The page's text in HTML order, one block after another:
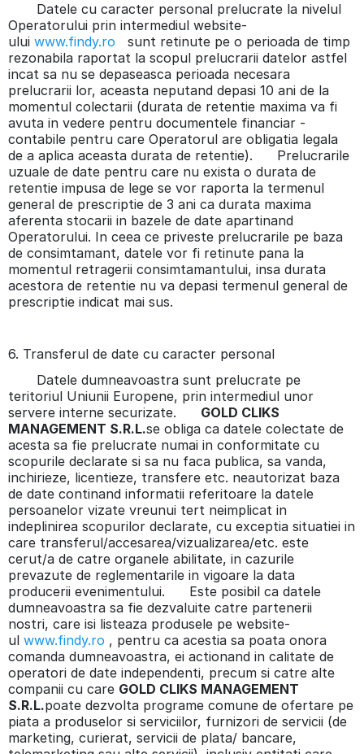
Datele cu caracter personal prelucrate la nivelul
Operatorului prin intermediul website-
ului www.findy.ro sunt retinute pe o perioada de timp
rezonabila raportat la scopul prelucrarii datelor astfel
incat sa nu se depaseasca perioada necesara
prelucrarii lor, aceasta neputand depasi 10 ani de la
momentul colectarii (durata de retentie maxima va fi
avuta in vedere pentru documentele financiar -
contabile pentru care Operatorul are obligatia legala
de a aplica aceasta durata de retentie). Prelucrarile
uzuale de date pentru care nu exista o durata de
retentie impusa de lege se vor raporta la termenul
general de prescriptie de 3 ani ca durata maxima
aferenta stocarii in bazele de date apartinand
Operatorului. In ceea ce priveste prelucrarile pe baza
de consimtamant, datele vor fi retinute pana la
momentul retragerii consimtamantului, insa durata
acestora de retentie nu va depasi termenul general de
prescriptie indicat mai sus.
6. Transferul de date cu caracter personal
Datele dumneavoastra sunt prelucrate pe
teritoriul Uniunii Europene, prin intermediul unor
servere interne securizate. GOLD CLIKS
MANAGEMENT S.R.L.se obliga ca datele colectate de
acesta sa fie prelucrate numai in conformitate cu
scopurile declarate si sa nu faca publica, sa vanda,
inchirieze, licentieze, transfere etc. neautorizat baza
de date continand informatii referitoare la datele
persoanelor vizate vreunui tert neimplicat in
indeplinirea scopurilor declarate, cu exceptia situatiei in
care transferul/accesarea/vizualizarea/etc. este
cerut/a de catre organele abilitate, in cazurile
prevazute de reglementarile in vigoare la data
producerii evenimentului. Este posibil ca datele
dumneavoastra sa fie dezvaluite catre partenerii
nostri, care isi listeaza produsele pe website-
ul www.findy.ro , pentru ca acestia sa poata onora
comanda dumneavoastra, ei actionand in calitate de
operatori de date independenti, precum si catre alte
companii cu care GOLD CLIKS MANAGEMENT
S.R.L.poate dezvolta programe comune de ofertare pe
piata a produselor si serviciilor, furnizori de servicii (de
marketing, curierat, servicii de plata/ bancare,